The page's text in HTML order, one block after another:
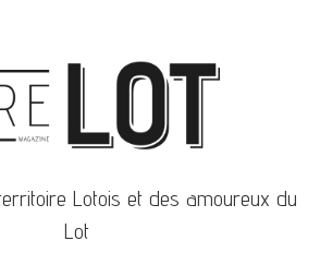
Lotois et des amoureux du
Lot